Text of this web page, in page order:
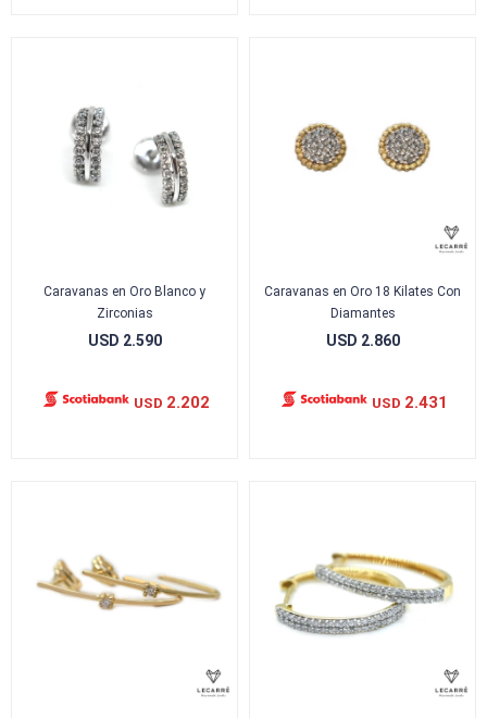
Caravanas en Oro Blanco y
Zirconias
USD 2.590
USD 2.202
Caravanas en Oro 18 Kilates Con
Diamantes
USD 2.860
USD 2.431